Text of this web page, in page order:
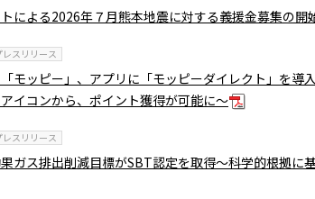
による2026年７月熊本地震に対する義援金募集の開
レスリリース
モッピー」、アプリに「モッピーダイレクト」を導
イコンから、ポイント獲得が可能に～
レスリリース
ガス排出削減目標がSBT認定を取得～科学的根拠に